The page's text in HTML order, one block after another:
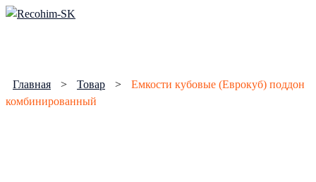
Skip
Главная > Товар >
Емкости кубовые (Еврокуб) поддон
комбинированный